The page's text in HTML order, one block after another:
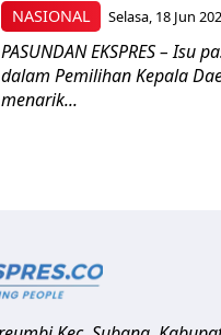
NASIONAL Selasa, 18 Jun
PASUNDAN EKSPRES –
dalam Pemilihan Kepala
menarik...